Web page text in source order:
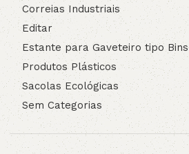
Correias Industriais
Editar
Estante para Gaveteiro tipo Bins
Produtos Plásticos
Sacolas Ecológicas
Sem Categorias